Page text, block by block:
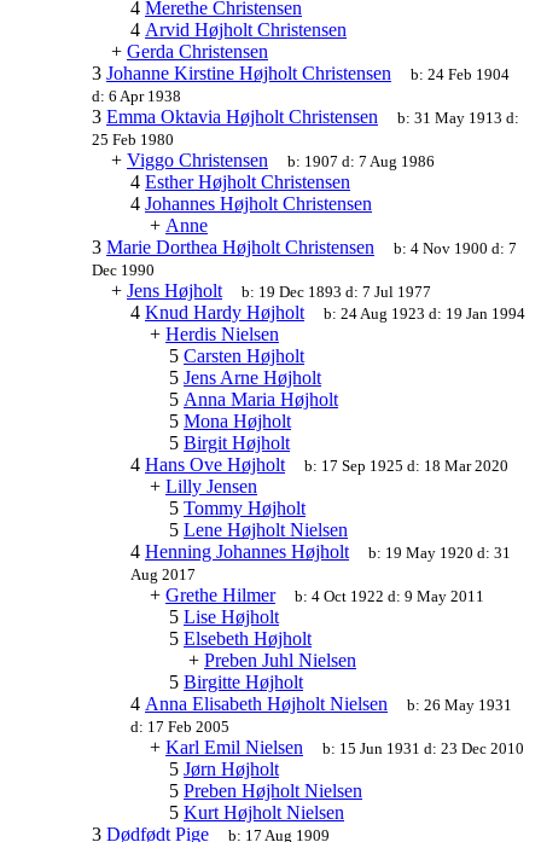
4 Merethe Christensen
4 Arvid Højholt Christensen
+ Gerda Christensen
3 Johanne Kirstine Højholt Christensen b:24 Feb 1904
d: 6 Apr 1938
3 Emma Oktavia Højholt Christensen b:31 May 1913 d:
25 Feb 1980
+ Viggo Christensen b: 1907 d:7 Aug 1986
4 Esther Højholt Christensen
4 Johannes Højholt Christensen
+ Anne
3 Marie Dorthea Højholt Christensen b:4 Nov 1900 d:7
Dec 1990
+ Jens Højholt b: 19 Dec 1893 d:7 Jul 1977
4 Knud Hardy Højholt b:24 Aug 1923 d: 19 Jan 1994
+ Herdis Nielsen
5 Carsten Højholt
5 Jens Arne Højholt
5 Anna Maria Højholt
5 Mona Højholt
5 Birgit Højholt
4 Hans Ove Højholt b: 17 Sep 1925 d: 18 Mar 2020
+ Lilly Jensen
5 Tommy Højholt
5 Lene Højholt Nielsen
4 Henning Johannes Højholt b: 19 May 1920 d:31
Aug 2017
+ Grethe Hilmer b:4 Oct 1922 d:9 May 2011
5 Lise Højholt
5 Elsebeth Højholt
+ Preben Juhl Nielsen
5 Birgitte Højholt
4 Anna Elisabeth Højholt Nielsen b:26 May 1931
d: 17 Feb 2005
+ Karl Emil Nielsen b: 15 Jun 1931 d:23 Dec 2010
5 Jørn Højholt
5 Preben Højholt Nielsen
5 Kurt Højholt Nielsen
3 Dødfødt Pige b: 17 Aug 1909